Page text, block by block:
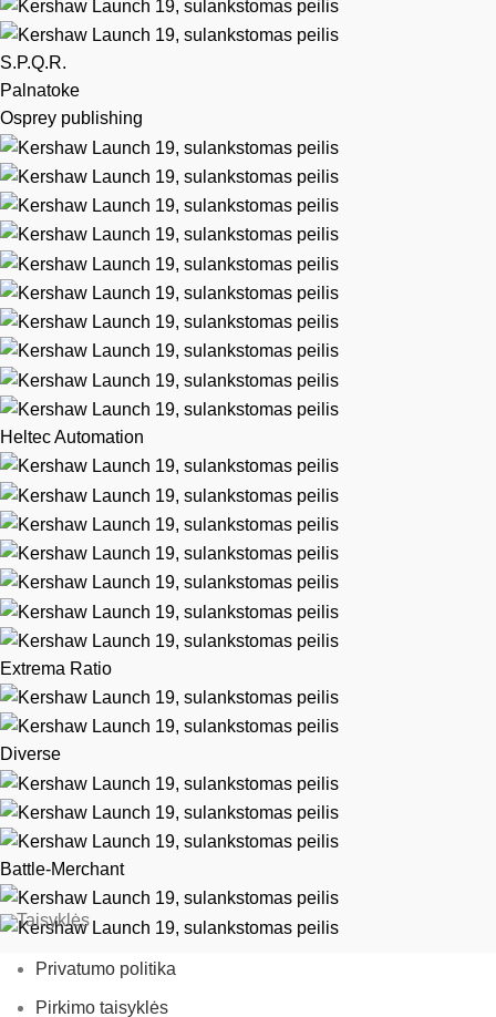
S.P.Q.R.
Palnatoke
Osprey publishing
Heltec Automation
Extrema Ratio
Diverse
Battle-Merchant
Taisyklės
Privatumo politika
Pirkimo taisyklės